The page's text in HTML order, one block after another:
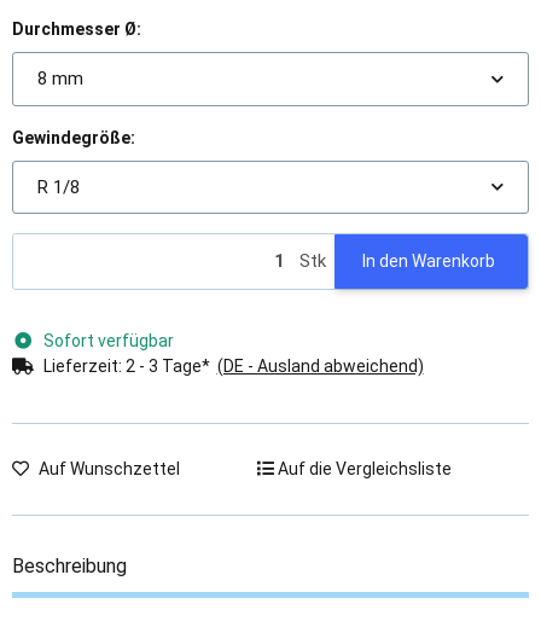
Durchmesser Ø:
8 mm
Gewindegröße:
R 1/8
Stk In den Warenkorb
Sofort verfügbar
Lieferzeit: 2 - 3 Tage* (DE - Ausland abweichend)
Auf Wunschzettel Auf die Vergleichsliste
Beschreibung